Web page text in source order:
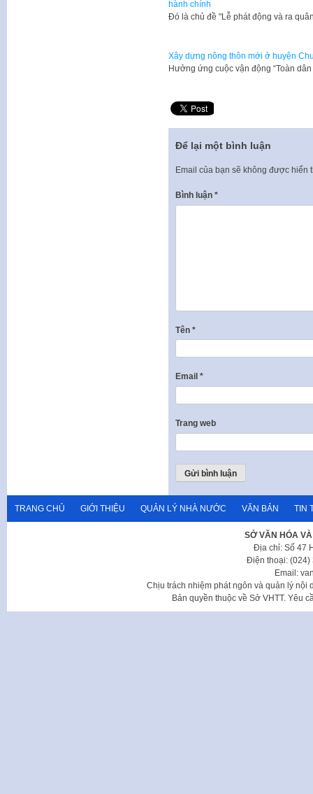
hành chính
Đó là chủ đề "Lễ phát động và ra
Xây dựng nông thôn mới ở huyện
Hưởng ứng cuộc vận động “Toàn
Để lại một bình luận
Email của bạn sẽ không được hiển
Bình luận *
Tên *
Email *
Trang web
TRANG CHỦ GIỚI THIỆU QUẢN LÝ NHÀ NƯỚC VĂN BẢN TIN
SỞ VĂN HÓA
Địa chỉ: Số 47
Điện thoại: (024)
Email:
Chịu trách nhiệm phát ngôn và quản lý nội
Bản quyền thuộc về Sở VHTT. Yêu